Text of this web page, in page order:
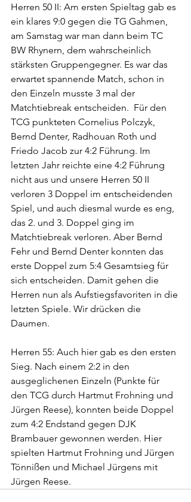
Herren 50 II: Am ersten Spieltag gab es
ein klares 9:0 gegen die TG Gahmen,
am Samstag war man dann beim TC
BW Rhynern, dem wahrscheinlich
stärksten Gruppengegner. Es war das
erwartet spannende Match, schon in
den Einzeln musste 3 mal der
Matchtiebreak entscheiden.  Für den
TCG punkteten Cornelius Polczyk,
Bernd Denter, Radhouan Roth und
Friedo Jacob zur 4:2 Führung. Im
letzten Jahr reichte eine 4:2 Führung
nicht aus und unsere Herren 50 II
verloren 3 Doppel im entscheidenden
Spiel, und auch diesmal wurde es eng,
das 2. und 3. Doppel ging im
Matchtiebreak verloren. Aber Bernd
Fehr und Bernd Denter konnten das
erste Doppel zum 5:4 Gesamtsieg für
sich entscheiden. Damit gehen die
Herren nun als Aufstiegsfavoriten in die
letzten Spiele. Wir drücken die
Daumen.
Herren 55: Auch hier gab es den ersten
Sieg. Nach einem 2:2 in den
ausgeglichenen Einzeln (Punkte für
den TCG durch Hartmut Frohning und
Jürgen Reese), konnten beide Doppel
zum 4:2 Endstand gegen DJK
Brambauer gewonnen werden. Hier
spielten Hartmut Frohning und Jürgen
Tönnißen und Michael Jürgens mit
Jürgen Reese.